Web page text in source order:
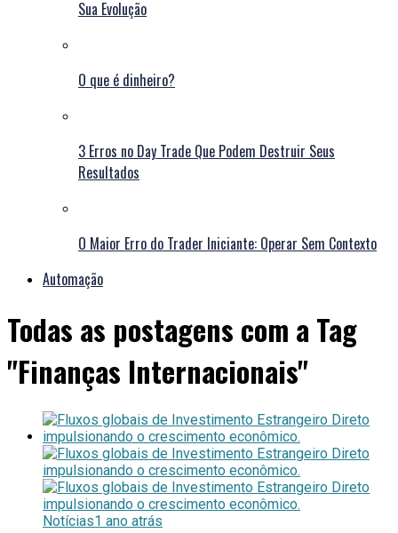
Sua Evolução
O que é dinheiro?
3 Erros no Day Trade Que Podem Destruir Seus
Resultados
O Maior Erro do Trader Iniciante: Operar Sem Contexto
Automação
Todas as postagens com a Tag
"Finanças Internacionais"
Notícias1 ano atrás